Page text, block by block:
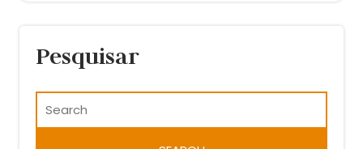
Pesquisar